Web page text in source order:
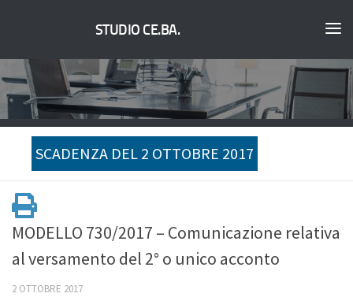
STUDIO CE.BA.
SCADENZA DEL 2 OTTOBRE 2017
MODELLO 730/2017 – Comunicazione relativa
al versamento del 2° o unico acconto
2 OTTOBRE 2017